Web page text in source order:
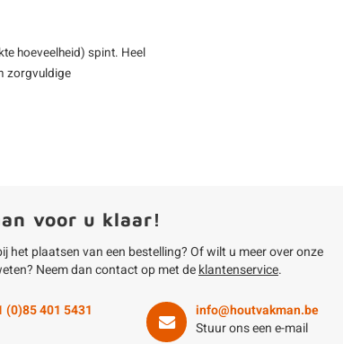
hoeveelheid) spint. Heel
zorgvuldige
voor u klaar!
het plaatsen van een bestelling? Of wilt u meer over onze
Neem dan contact op met deklantenservice.
(0)85 401 5431
info@houtvakman.be
Stuur ons een e-mail